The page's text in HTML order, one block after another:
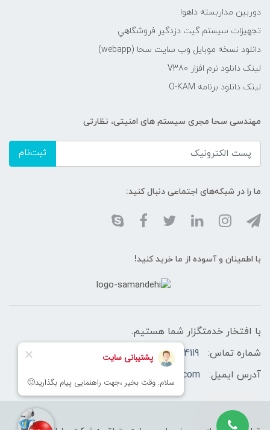
دوربین مداربسته داهوا
تجهیزات سیستم گيت دزدگیر فروشگاهي
دانلود نسخه موبایل وب سایت سحا (webapp)
لینک دانلود نرم افزار V380
لینک دانلود برنامه O-KAM
مهندسی سحا مجری سیستم های امنیتی، نظارتی
ثبت‌نام
ما را در شبکه‌های اجتماعی دنبال کنید:
با اطمینان و آسوده از ما خرید کنید!
با افتخار خدمتگزار شما هستیم.
شماره تماس:
02166460758-02166174119 -09128433566
آدرس ایمیل:
info@sahasecurityshop.com